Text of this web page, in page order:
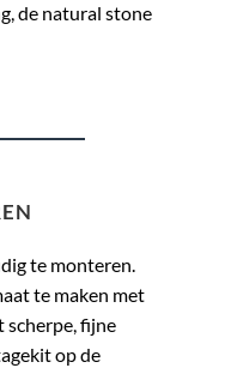
de natural stone
te monteren.
te maken met
scherpe, fijne
op de